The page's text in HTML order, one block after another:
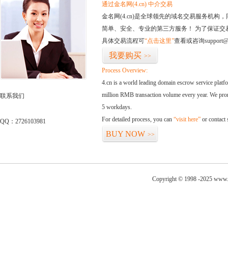
联系我们
QQ：2726103981
通过金名网(4.cn) 中介交易
金名网(4.cn)是全球领先的域名交易服务机构
简单、安全、专业的第三方服务！ 为了保证
具体交易流程可“点击这里”查看或咨询
我要购买 >>
Process Overview:
4.cn is a world leading domain escrow service
million RMB transaction volume every year. We
5 workdays.
For detailed process, you can “visit here” or contact
BUY NOW >>
Copyright © 1998 -2025